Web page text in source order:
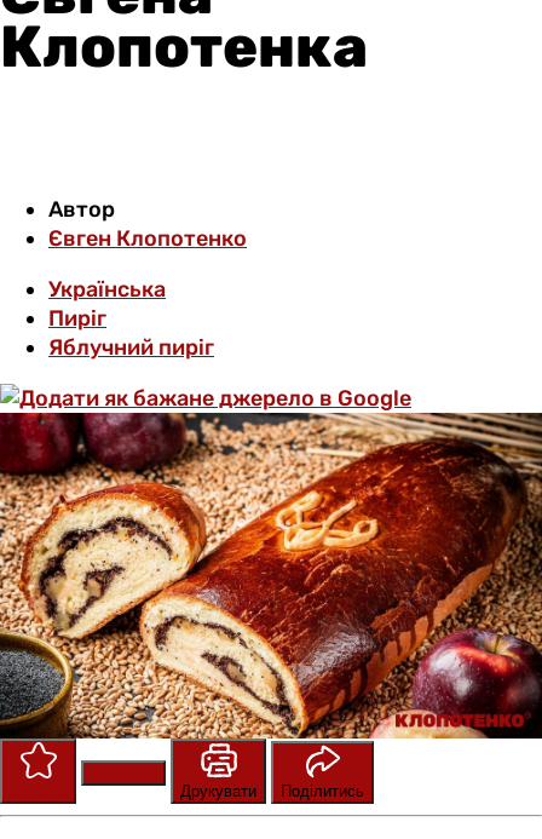
Клопотенка
Автор
Євген Клопотенко
Українська
Пиріг
Яблучний пиріг
Друкувати
Поділитись